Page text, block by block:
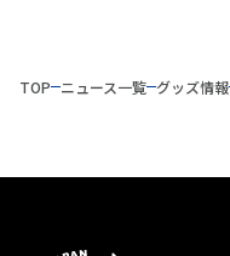
TOP ニュース一覧 グッズ情報